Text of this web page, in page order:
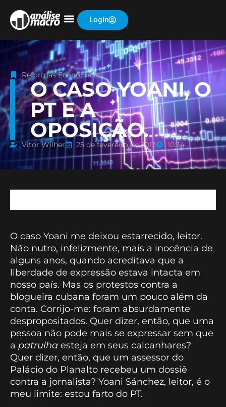
Login
Reformas Econômicas
O CASO YOANI, O
PT E A
OPOSIÇÃO.
Vitor Wilher 25 de fevereiro de 2013 10:34
O caso Yoani me deixou estarrecido, leitor.
Não nutro, infelizmente, mais a inocência de
alguns anos, quando acreditava que a
liberdade de expressão estava intacta em
nosso país. Mas os protestos contra a
blogueira cubana foram um pouco além da
conta. Corrijo-me: foram absurdamente
despropositados. Quer dizer, então, que uma
pessoa não pode mais se expressar sem que
a patrulha esteja em seus calcanhares?
Quer dizer, então, que um assessor do
Palácio do Planalto recebeu um dossiê
contra a jornalista? Yoani Sánchez, leitor, é o
meu limite: estou farto do PT.